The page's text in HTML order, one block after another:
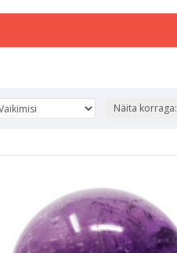
Näita korraga: